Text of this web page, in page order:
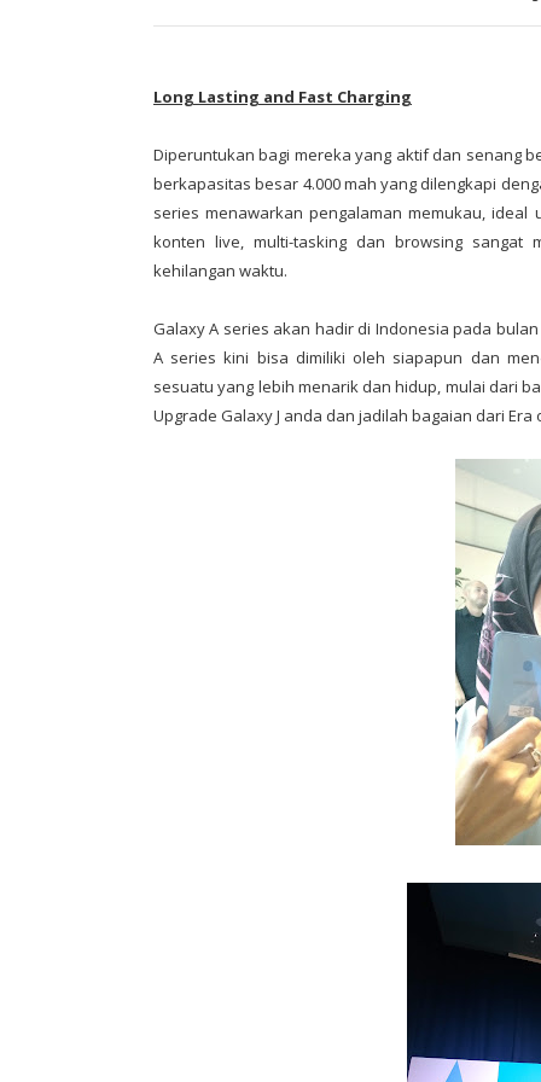
Long Lasting and Fast Charging
Diperuntukan bagi mereka yang aktif dan senang
berkapasitas besar 4.000 mah yang dilengkapi
series menawarkan pengalaman memukau,
konten live, multi-tasking dan browsing sangat
kehilangan waktu.
Galaxy A series akan hadir di Indonesia pada
A series kini bisa dimiliki oleh siapapun dan
sesuatu yang lebih menarik dan hidup, mulai dari
Upgrade Galaxy J anda dan jadilah bagaian dari